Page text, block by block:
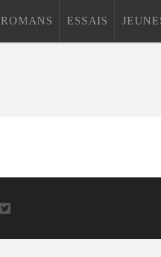
ROMANS ESSAIS